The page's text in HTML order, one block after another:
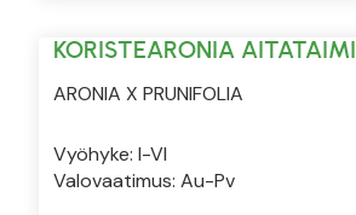
KORISTEARONIA AITATAIMI
ARONIA X PRUNIFOLIA
Vyöhyke: I-VI
Valovaatimus: Au-Pv